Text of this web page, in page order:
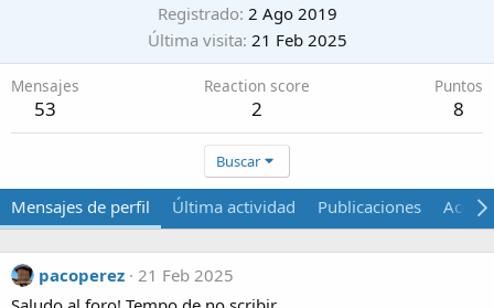
Registrado 2 Ago 2019
Última visita 21 Feb 2025
Mensajes
53
Reaction score
2
Puntos
8
Buscar
Mensajes de perfil Última actividad Publicaciones Acerca
pacoperez
21 Feb 2025